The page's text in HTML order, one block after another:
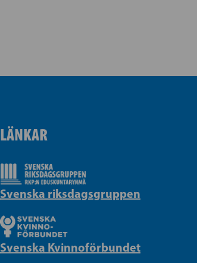
LÄNKAR
Svenska riksdagsgruppen
Svenska Kvinnoförbundet